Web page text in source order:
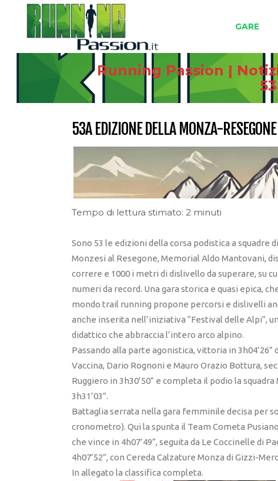
GARE
Running Passion |
53A EDIZIONE DELLA MONZA-RESEGONE
Tempo di lettura stimato: 2 minuti
Sono 53 le edizioni della corsa podistica a squadre
Monzesi al Resegone, Memorial Aldo Mantovani,
correre e 1000 i metri di dislivello da superare, su
numeri da record. Una gara storica e quasi epica,
mondo trail running propone percorsi e dislivelli
anche inserita nell’iniziativa “Festival delle Alpi”,
didattico che abbraccia l’intero arco alpino.
Passando alla parte agonistica, vittoria in
Vaccina, Dario Rognoni e Mauro Orazio Bottura,
Ruggiero in 3h30’50” e completa il podio la
3h31’03”.
Battaglia serrata nella gara femminile decisa per
cronometro). Qui la spunta il Team Cometa
che vince in 4h07’49”, seguita da Le Coccinelle di
4h07’52”, con Cereda Calzature Monza di Gizzi-
In allegato la classifica completa.